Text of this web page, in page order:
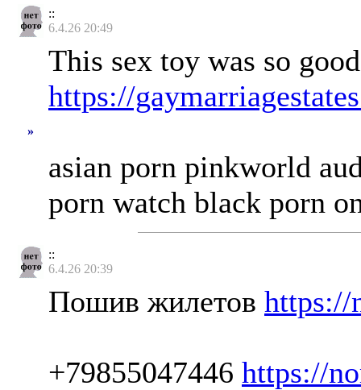
::
6.4.26 20:49
»
This sex toy was so
https://
asian porn pinkworld
porn watch black porn
::
6.4.26 20:39
Пошив жилетов https://
+79855047446 https://